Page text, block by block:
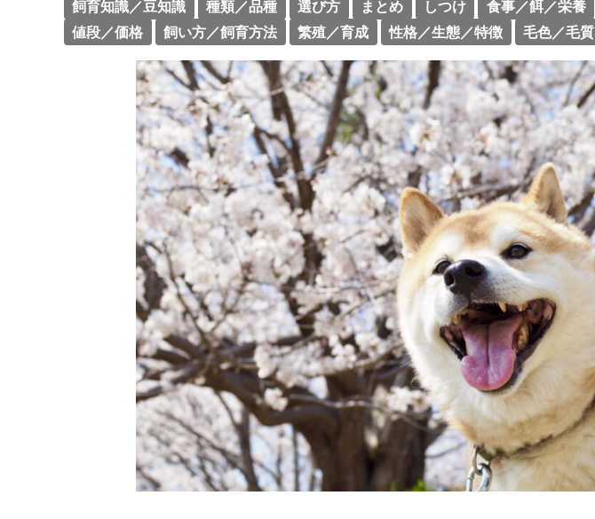
飼育知識／豆知識 種類／品種 選び方 まとめ しつけ 食事／餌／栄養
値段／価格
飼い方／飼育方法 繁殖／育成 性格／生態／特徴 毛色／毛質